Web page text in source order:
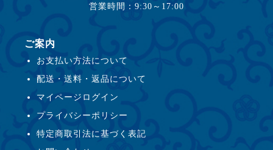
営業時間：9:30～17:00
ご案内
お支払い方法について
配送・送料・返品について
マイページログイン
プライバシーポリシー
特定商取引法に基づく表記